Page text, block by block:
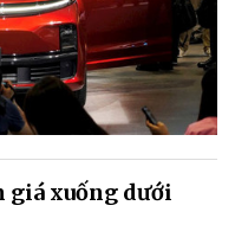
giá xuống dưới